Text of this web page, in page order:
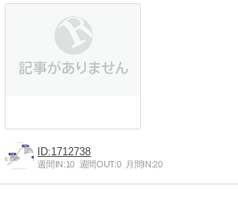
1712738
週間IN:10 週間OUT:0 月間IN:20